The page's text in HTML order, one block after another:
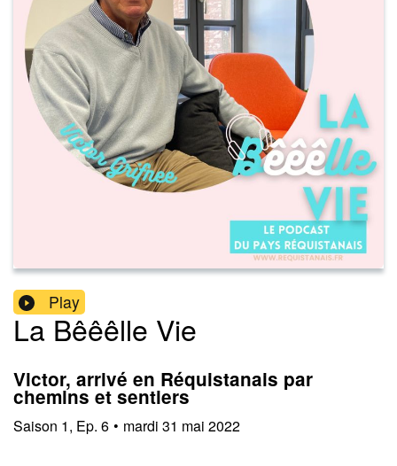
Play
La Bêêêlle Vie
Victor, arrivé en Réquistanais par
chemins et sentiers
Saison 1, Ep. 6 • mardi 31 mai 2022